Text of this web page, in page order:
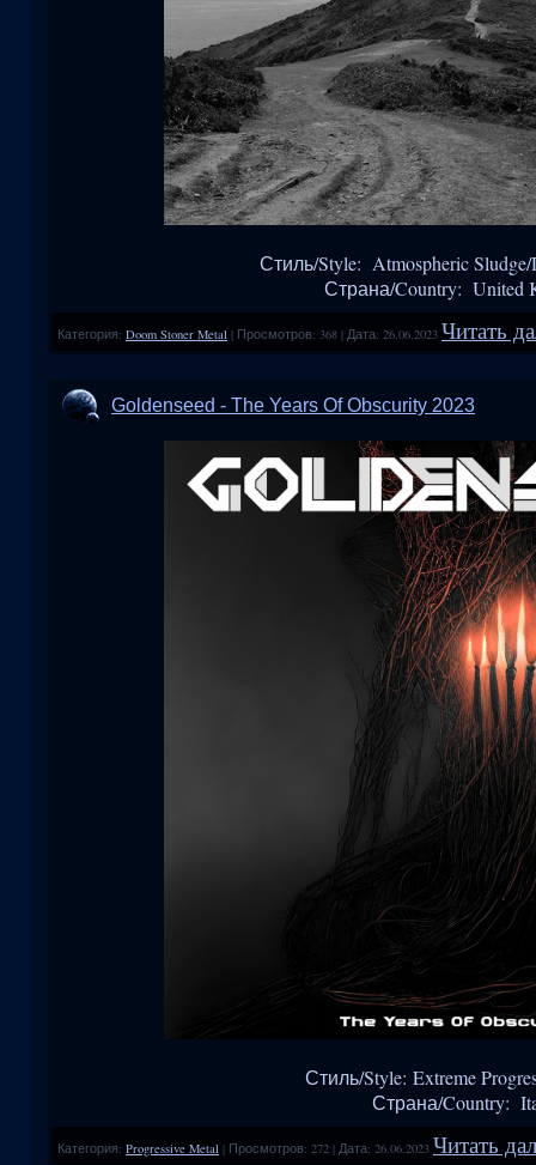
Стиль/Style: Atmospheric Sludge/
Страна/Country: United
Категория: Doom Stoner Metal | Просмотров: 368 | Дата: 26.06.2023 Читать
Goldenseed - The Years Of Obscurity 2023
Стиль/Style: Extreme
Страна/Country:
Категория: Progressive Metal | Просмотров: 272 | Дата: 26.06.2023 Читать